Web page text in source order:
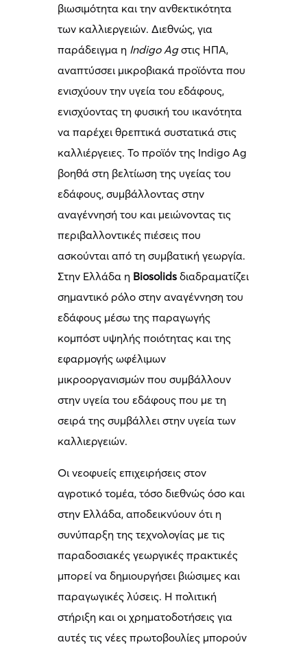
βιωσιμότητα και την ανθεκτικότητα
των καλλιεργειών. Διεθνώς, για
παράδειγμα η Indigo Agστις ΗΠΑ,
αναπτύσσει μικροβιακά προϊόντα που
ενισχύουν την υγεία του εδάφους,
ενισχύοντας τη φυσική του ικανότητα
να παρέχει θρεπτικά συστατικά στις
καλλιέργειες. Το προϊόν της Indigo Ag
βοηθά στη βελτίωση της υγείας του
εδάφους, συμβάλλοντας στην
αναγέννησή του και μειώνοντας τις
περιβαλλοντικές πιέσεις που
ασκούνται από τη συμβατική γεωργία.
Στην Ελλάδα η Biosolids διαδραματίζει
σημαντικό ρόλο στην αναγέννηση του
εδάφους μέσω της παραγωγής
κομπόστ υψηλής ποιότητας και της
εφαρμογής ωφέλιμων
μικροοργανισμών που συμβάλλουν
στην υγεία του εδάφους που με τη
σειρά της συμβάλλει στην υγεία των
καλλιεργειών.
Οι νεοφυείς επιχειρήσεις στον
αγροτικό τομέα, τόσο διεθνώς όσο και
στην Ελλάδα, αποδεικνύουν ότι η
συνύπαρξη της τεχνολογίας με τις
παραδοσιακές γεωργικές πρακτικές
μπορεί να δημιουργήσει βιώσιμες και
παραγωγικές λύσεις. Η πολιτική
στήριξη και οι χρηματοδοτήσεις για
αυτές τις νέες πρωτοβουλίες μπορούν